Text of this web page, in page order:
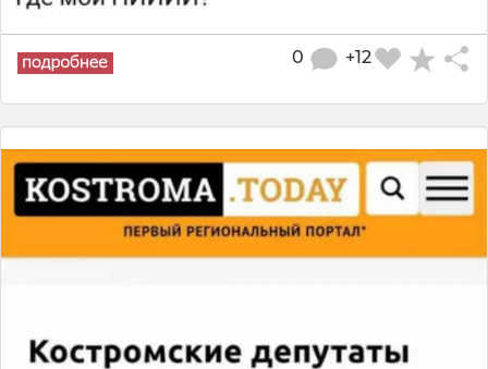
+12
0